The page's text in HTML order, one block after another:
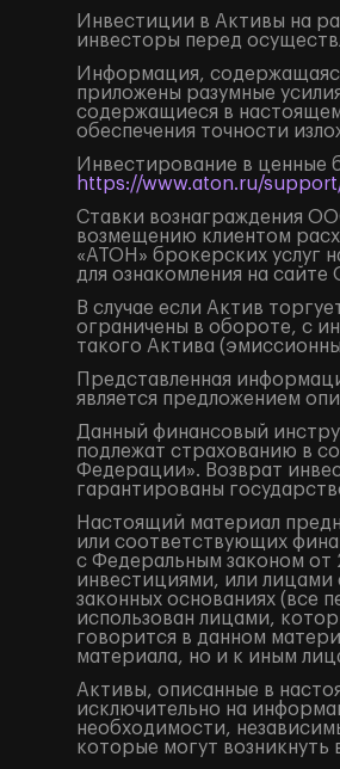
Инвестиции в Активы на
инвесторы перед
Информация,
приложены разумные
содержащиеся в
обеспечения точности
Инвестирование в ценные
https://www.aton.ru/
Ставки вознаграждения
возмещению клиентом
«АТОН» брокерских услуг
для ознакомления на
В случае если Актив
ограничены в обороте, с
такого Актива
Представленная
является предложением
Данный финансовый
подлежат страхованию в
Федерации». Возврат
гарантированы
Настоящий материал
или соответствующих
с Федеральным законом
инвестициями, или
законных основаниях (все
использован лицами,
говорится в данном
материала, но и к иным
Активы, описанные в
исключительно на
необходимости,
которые могут